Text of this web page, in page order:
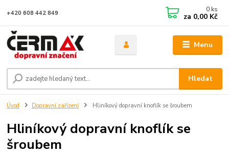
Menu
Hledat
+420 608 442 849 0 ks
za 0,00 Kč
Úvod Dopravní zařízení Hliníkový dopravní knoflík se šroubem
Hliníkový dopravní knoflík se
šroubem